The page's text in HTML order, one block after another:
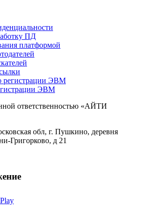
ПД
платформой
регистрации ЭВМ
ЭВМ
ответственностью «АЙТИ
обл, г. Пушкино, деревня
Григорково, д 21